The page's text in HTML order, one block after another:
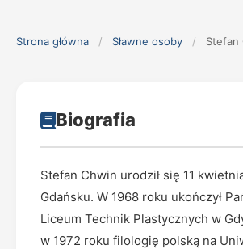
Strona główna / Sławne osoby / Stefan
Biografia
Stefan Chwin urodził się 11
Gdańsku. W 1968 roku ukończył
Liceum Technik Plastycznych w
w 1972 roku filologię polską na